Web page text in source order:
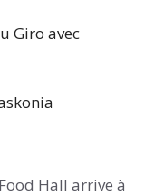
Giro avec
Hall arrive à